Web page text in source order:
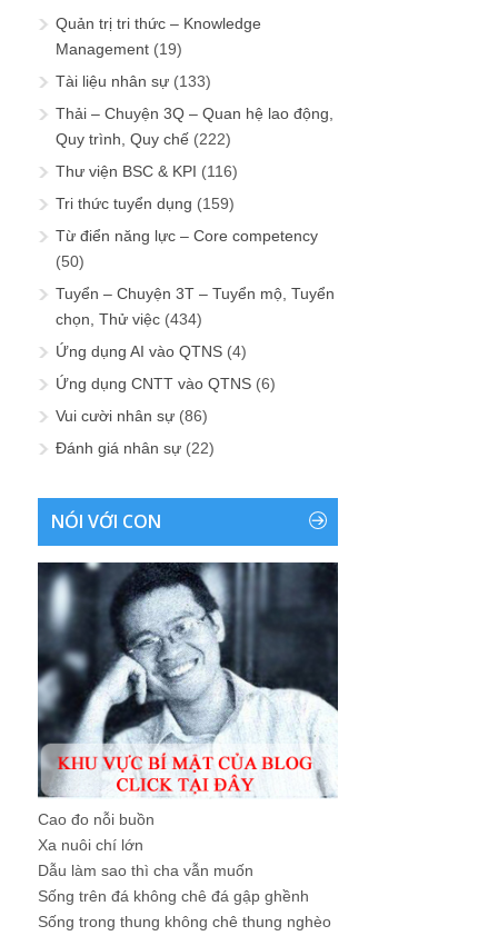
Quản trị tri thức – Knowledge
Management (19)
Tài liệu nhân sự (133)
Thải – Chuyện 3Q – Quan hệ lao động,
Quy trình, Quy chế (222)
Thư viện BSC & KPI (116)
Tri thức tuyển dụng (159)
Từ điển năng lực – Core competency
(50)
Tuyển – Chuyện 3T – Tuyển mộ, Tuyển
chọn, Thử việc (434)
Ứng dụng AI vào QTNS (4)
Ứng dụng CNTT vào QTNS (6)
Vui cười nhân sự (86)
Đánh giá nhân sự (22)
NÓI VỚI CON
Cao đo nỗi buồn
Xa nuôi chí lớn
Dẫu làm sao thì cha vẫn muốn
Sống trên đá không chê đá gập ghềnh
Sống trong thung không chê thung nghèo